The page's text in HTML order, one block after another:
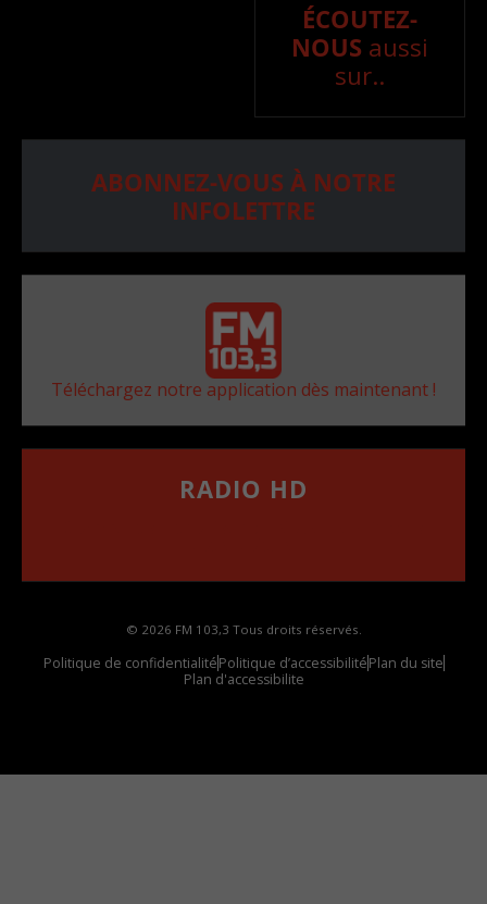
ÉCOUTEZ-
NOUS aussi
sur..
ABONNEZ-VOUS À NOTRE
INFOLETTRE
Téléchargez notre application dès maintenant !
RADIO HD
© 2026 FM 103,3 Tous droits réservés.
Politique de confidentialitéPolitique d’accessibilitéPlan du site
Plan d'accessibilite